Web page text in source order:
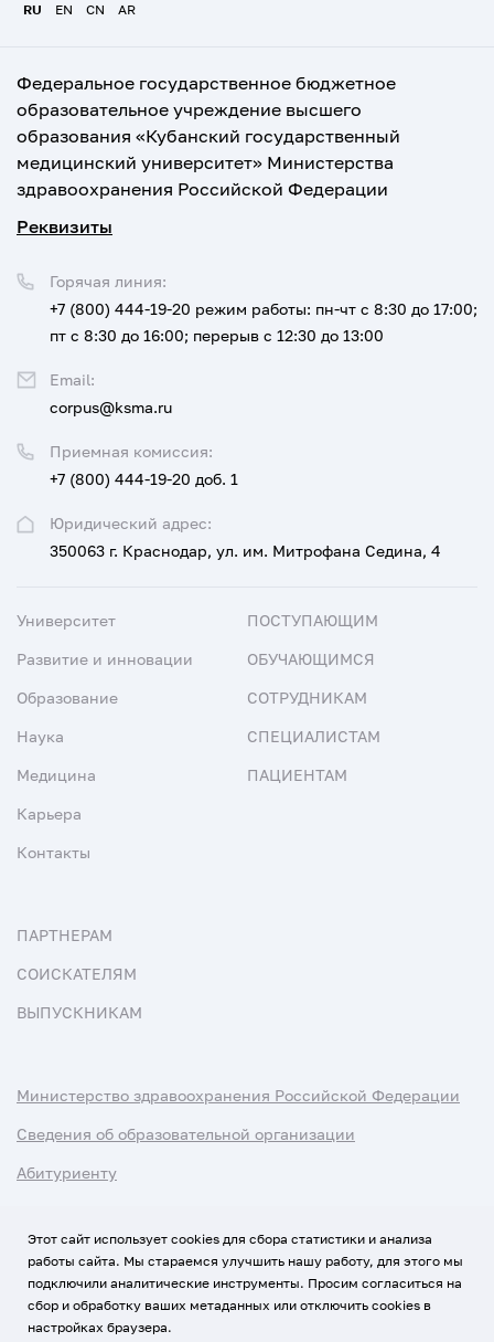
RU EN CN AR
Федеральное государственное бюджетное
образовательное учреждение высшего
образования «Кубанский государственный
медицинский университет» Министерства
здравоохранения Российской Федерации
Реквизиты
Юридический адрес:
350063 г. Краснодар, ул. им. Митрофана Седина, 4
Приемная комиссия:
+7 (800) 444-19-20 доб. 1
Горячая линия:
+7 (800) 444-19-20 режим работы: пн-чт с 8:30 до 17:00;
пт с 8:30 до 16:00; перерыв с 12:30 до 13:00
Email:
corpus@ksma.ru
Университет
Развитие и инновации
Образование
Наука
Медицина
Карьера
Контакты
ПОСТУПАЮЩИМ
ОБУЧАЮЩИМСЯ
СОТРУДНИКАМ
СПЕЦИАЛИСТАМ
ПАЦИЕНТАМ
ПАРТНЕРАМ
СОИСКАТЕЛЯМ
ВЫПУСКНИКАМ
Министерство здравоохранения Российской Федерации
Сведения об образовательной организации
Абитуриенту
Использование Cookies
Политика обработки персональных данных
Этот сайт использует cookies для сбора статистики и анализа
работы сайта. Мы стараемся улучшить нашу работу, для этого мы
подключили аналитические инструменты. Просим согласиться на
сбор и обработку ваших метаданных или отключить cookies в
настройках браузера.